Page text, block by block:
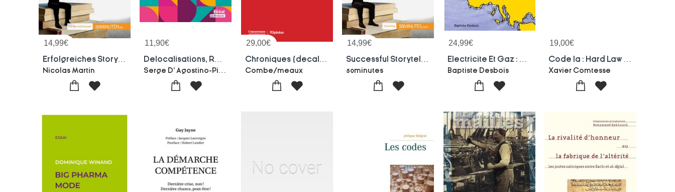
14,99€
Erfolgreiches Storytelling : Tipps Fur Das Uberzeugende Erzahlen Ihrer Geschichte
Nicolas Martin
11,90€ 29,00€
Combe/meaux
14,99€
50minutes
24,99€
Baptiste Desbois
19,00€
Xavier Comtesse